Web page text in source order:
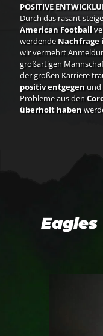
POSITIVE
Durch das rasant
American Football
werdende Nachfrage
wir vermehrt
großartigen
der großen Karriere
positiv entgegen und
Probleme aus den
überholt haben
Eagles